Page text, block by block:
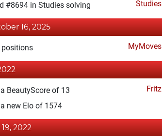
#8694 in Studies solving
Studies
16, 2025
positions MyMoves
BeautyScore of 13
Fritz
new Elo of 1574
2022